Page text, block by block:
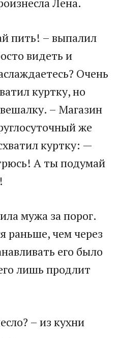
Лена.
пить! – выпалил
видеть и
Очень
куртку, но
– Магазин
же
куртку: —
А ты подумай
мужа за порог.
раньше, чем через
его было
лишь продлит
– из кухни